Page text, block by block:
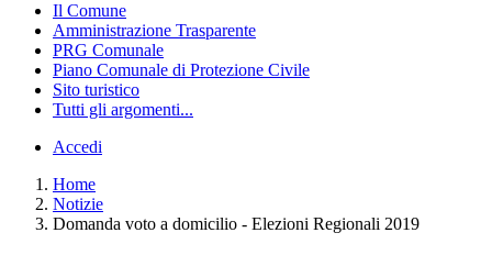
Il Comune
Amministrazione Trasparente
PRG Comunale
Piano Comunale di Protezione Civile
Sito turistico
Tutti gli argomenti...
Accedi
Home
Notizie
Domanda voto a domicilio - Elezioni Regionali 2019